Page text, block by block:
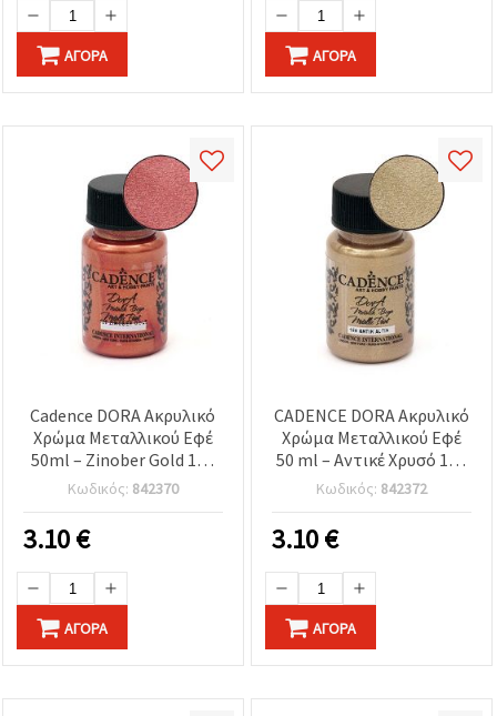
χειροτεχνίας για καμβά,
ξύλο, ύφασμα, χαρτί &
κεραμικά
ΑΓΟΡΆ ΑΓΟΡΆ
Cadence DORA Ακρυλικό
Χρώμα Μεταλλικού Εφέ
50ml – Zinober Gold 128
(Χρυσό) για Χειροτεχνίες,
Χόμπι, DIY &
Καλλιτεχνικές
Κατασκευές
Κωδικός: 842370
3.10€
ΑΓΟΡΆ
CADENCE DORA Ακρυλικό
Χρώμα Μεταλλικού Εφέ
50 ml – Αντικέ Χρυσό 150
(χρυσαφί) Premium
Χρώμα Χειροτεχνίας για
DIY, καμβά, ξύλο, χαρτί &
Κωδικός: 842372
3.10€
ΑΓΟΡΆ